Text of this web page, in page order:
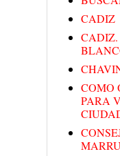
CADIZ
CADIZ.
COMO
PARA